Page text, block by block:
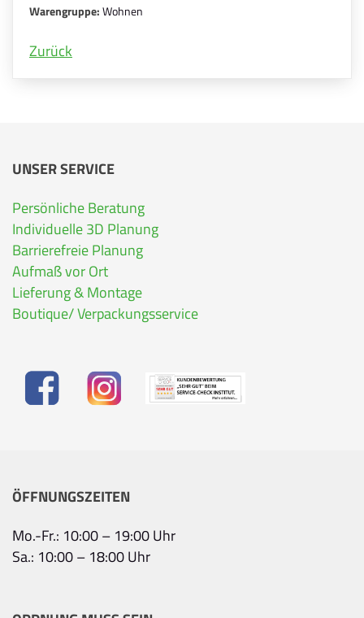
Warengruppe:Wohnen
Zurück
UNSER SERVICE
Persönliche Beratung
Individuelle 3D Planung
Barrierefreie Planung
Aufmaß vor Ort
Lieferung & Montage
Boutique/ Verpackungsservice
ÖFFNUNGSZEITEN
Mo.-Fr.: 10:00 – 19:00 Uhr
Sa.: 10:00 – 18:00 Uhr